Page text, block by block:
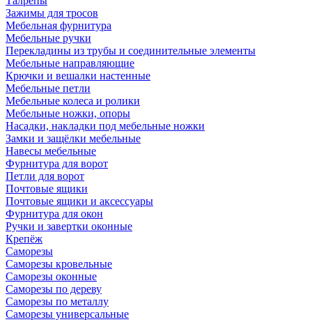
Зажимы для тросов
Мебельная фурнитура
Мебельные ручки
Перекладины из трубы и соединительные элементы
Мебельные направляющие
Крючки и вешалки настенные
Мебельные петли
Мебельные колеса и ролики
Мебельные ножки, опоры
Насадки, накладки под мебельные ножки
Замки и защёлки мебельные
Навесы мебельные
Фурнитура для ворот
Петли для ворот
Почтовые ящики
Почтовые ящики и аксессуары
Фурнитура для окон
Ручки и завертки оконные
Крепёж
Саморезы
Саморезы кровельные
Саморезы оконные
Саморезы по дереву
Саморезы по металлу
Саморезы универсальные